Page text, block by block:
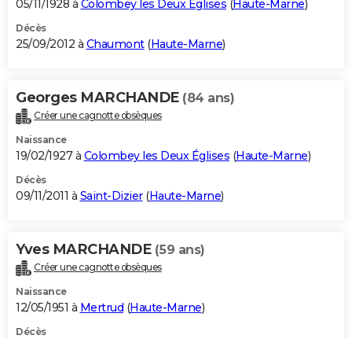
05/11/1928 à Colombey les Deux Églises (Haute-Marne)
Décès
25/09/2012 à Chaumont(Haute-Marne)
Georges MARCHANDE (84 ans)
Créer une cagnotte obsèques
Naissance
19/02/1927 à Colombey les Deux Églises (Haute-Marne)
Décès
09/11/2011 à Saint-Dizier(Haute-Marne)
Yves MARCHANDE (59 ans)
Créer une cagnotte obsèques
Naissance
12/05/1951 à Mertrud (Haute-Marne)
Décès